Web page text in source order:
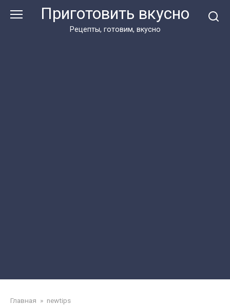
Приготовить вкусно
Рецепты, готовим, вкусно
Главная » newtips